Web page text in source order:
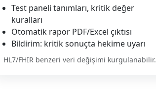
Test paneli tanımları, kritik değer
kuralları
Otomatik rapor PDF/Excel çıktısı
Bildirim: kritik sonuçta hekime uyarı
HL7/FHIR benzeri veri değişimi kurgulanabilir.